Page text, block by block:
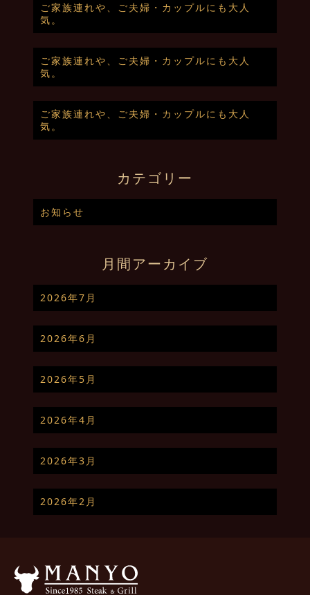
ご家族連れや、ご夫婦・カップルにも大人
気。
ご家族連れや、ご夫婦・カップルにも大人
気。
ご家族連れや、ご夫婦・カップルにも大人
気。
カテゴリー
お知らせ
月間アーカイブ
2026年7月
2026年6月
2026年5月
2026年4月
2026年3月
2026年2月